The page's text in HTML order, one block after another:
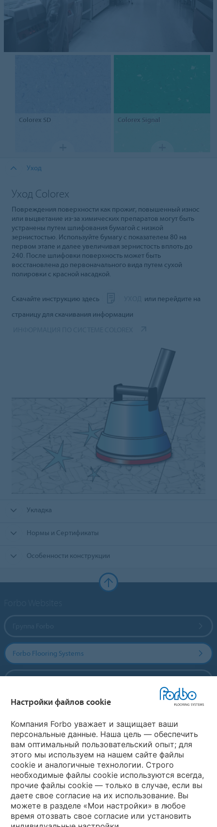
Colorex SD Colorex Signal
Уход
Уход Colorex
Повреждения поверхности как прожиг, повышенный износ
или выцветание из-за химических препаратов могут быть
устранены путем шлифования бумагой с низкой
зернистостью. Используйте бумагу с показателем 80 на
первом этапе и далее увеличивая зернистость вплоть до
240. После шлифовки поверхность может быть
восстановлена до первоначального вида путем сухой
полировки с красной насадкой.
Скачайте инструкцию здесь
или перейдите на
страницу для скачивания информации
Укладка
Нормы и Сертификаты
Особенности конструкции
Forbo Flooring Systems
Выберите страну
Выберите вашу страну
My Forbo
Где купить
Настройки файлов cookie
Компания Forbo уважает и защищает ваши
персональные данные. Наша цель — обеспечить
вам оптимальный пользовательский опыт; для
этого мы используем на нашем сайте файлы
cookie и аналогичные технологии. Строго
необходимые файлы cookie используются всегда,
прочие файлы cookie — только в случае, если вы
даете свое согласие на их использование. Вы
можете в разделе «Мои настройки» в любое
время отозвать свое согласие или установить